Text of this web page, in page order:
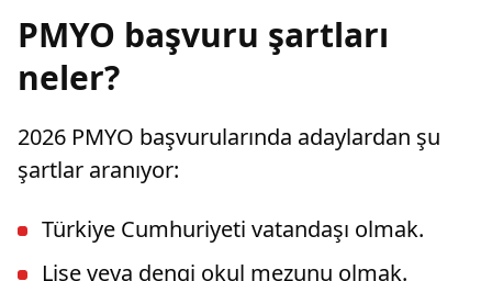
PMYO başvuru şartları
neler?
2026 PMYO başvurularında adaylardan şu
şartlar aranıyor:
Türkiye Cumhuriyeti vatandaşı olmak.
Lise veya dengi okul mezunu olmak.